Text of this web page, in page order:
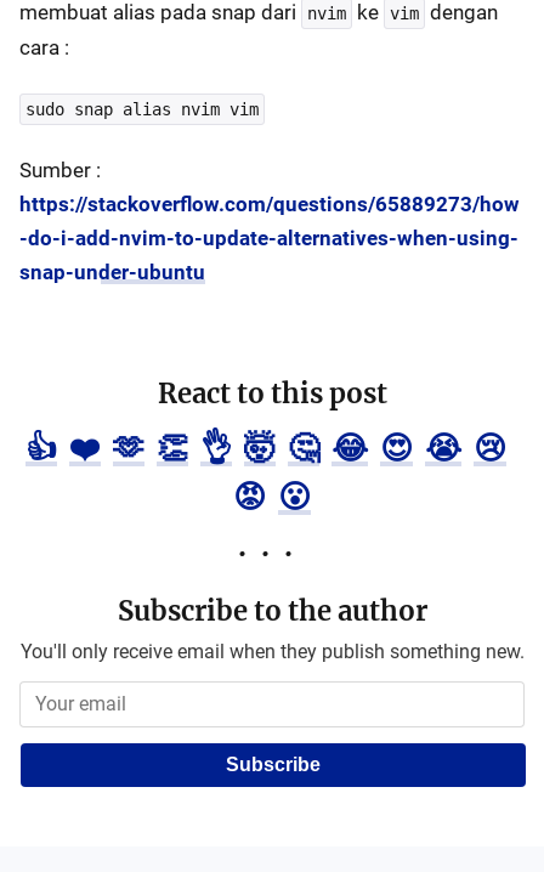
membuat alias pada snap dari
nvim ke vim dengan
cara :
sudo snap alias nvim vim
Sumber :
https://stackoverflow.com/questions/65889273/how
-do-i-add-nvim-to-update-alternatives-when-using-
snap-under-ubuntu
React to this post
👍 ❤️ 🫶 👏 👌 🤯 🤔 😂 😍 😭 😢
😡 😮
Subscribe to the author
You'll only receive email when they publish something new.
Subscribe